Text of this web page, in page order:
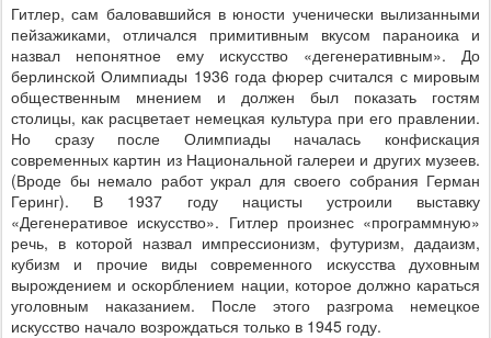
Гитлер, сам баловавшийся в юности ученически вылизанными
пейзажиками, отличался примитивным вкусом параноика и
назвал непонятное ему искусство «дегенеративным». До
берлинской Олимпиады 1936 года фюрер считался с мировым
общественным мнением и должен был показать гостям
столицы, как расцветает немецкая культура при его правлении.
Но сразу после Олимпиады началась конфискация
современных картин из Национальной галереи и других музеев.
(Вроде бы немало работ украл для своего собрания Герман
Геринг). В 1937 году нацисты устроили выставку
«Дегенеративое искусство». Гитлер произнес «программную»
речь, в которой назвал импрессионизм, футуризм, дадаизм,
кубизм и прочие виды современного искусства духовным
вырождением и оскорблением нации, которое должно караться
уголовным наказанием. После этого разгрома немецкое
искусство начало возрождаться только в 1945 году.